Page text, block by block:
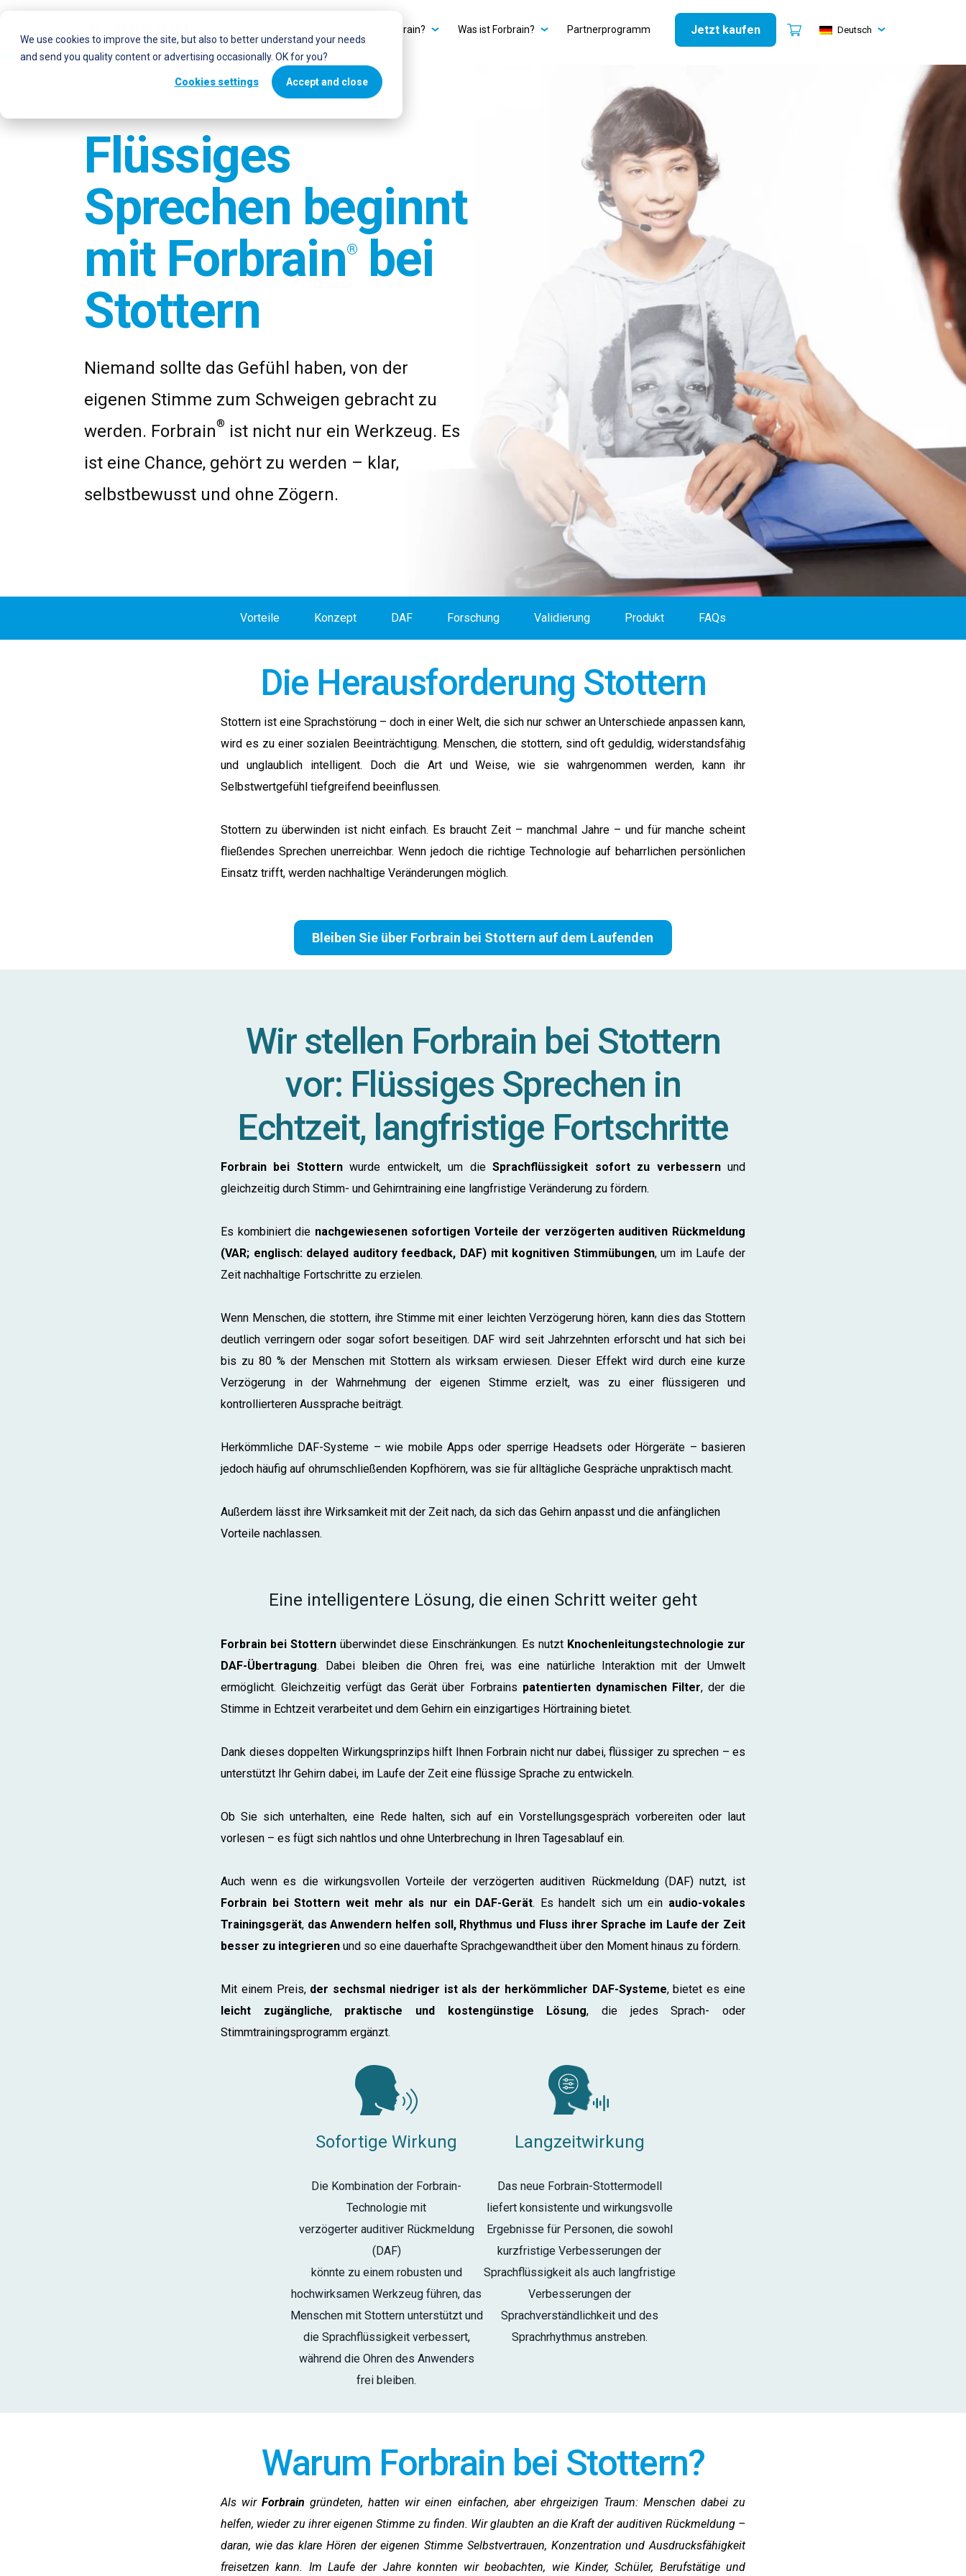
We use cookies to improve the site, but also to better understand your needs
and send you quality content or advertising occasionally. OK for you?
Cookies settings Accept and close
Wer nutzt Forbrain? Was ist Forbrain? Partnerprogramm Jetzt kaufen Deutsch
Flüssiges
Sprechen beginnt
mit Forbrain®bei
Stottern
Niemand sollte das Gefühl haben, von der
eigenen Stimme zum Schweigen gebracht zu
werden. Forbrain® ist nicht nur ein Werkzeug. Es
ist eine Chance, gehört zu werden – klar,
selbstbewusst und ohne Zögern.
Vorteile Konzept DAF Forschung Validierung Produkt FAQs
Die Herausforderung Stottern
Stottern ist eine Sprachstörung – doch in einer Welt, die sich nur schwer an Unterschiede anpassen kann,
wird es zu einer sozialen Beeinträchtigung. Menschen, die stottern, sind oft geduldig, widerstandsfähig
und unglaublich intelligent. Doch die Art und Weise, wie sie wahrgenommen werden, kann ihr
Selbstwertgefühl tiefgreifend beeinflussen.
Stottern zu überwinden ist nicht einfach. Es braucht Zeit – manchmal Jahre – und für manche scheint
fließendes Sprechen unerreichbar. Wenn jedoch die richtige Technologie auf beharrlichen persönlichen
Einsatz trifft, werden nachhaltige Veränderungen möglich.
Bleiben Sie über Forbrain bei Stottern auf dem Laufenden
Wir stellen Forbrain bei Stottern
vor: Flüssiges Sprechen in
Echtzeit, langfristige Fortschritte
Forbrain bei Stotternwurde entwickelt, um dieSprachflüssigkeit sofort zu verbessernund
gleichzeitig durch Stimm- und Gehirntraining eine langfristige Veränderung zu fördern.
Es kombiniert die nachgewiesenen sofortigen Vorteile der verzögerten auditiven Rückmeldung
(VAR; englisch: delayed auditory feedback, DAF) mit kognitiven Stimmübungen, um im Laufe der
Zeit nachhaltige Fortschritte zu erzielen.
Wenn Menschen, die stottern, ihre Stimme mit einer leichten Verzögerung hören, kann dies das Stottern
deutlich verringern oder sogar sofort beseitigen. DAF wird seit Jahrzehnten erforscht und hat sich bei
bis zu 80 % der Menschen mit Stottern als wirksam erwiesen. Dieser Effekt wird durch eine kurze
Verzögerung in der Wahrnehmung der eigenen Stimme erzielt, was zu einer flüssigeren und
kontrollierteren Aussprache beiträgt.
Herkömmliche DAF-Systeme – wie mobile Apps oder sperrige Headsets oder Hörgeräte – basieren
jedoch häufig auf ohrumschließenden Kopfhörern, was sie für alltägliche Gespräche unpraktisch macht.
Außerdem lässt ihre Wirksamkeit mit der Zeit nach, da sich das Gehirn anpasst und die anfänglichen
Vorteile nachlassen.
Eine intelligentere Lösung, die einen Schritt weiter geht
Forbrain bei Stottern überwindet diese Einschränkungen. Es nutzt Knochenleitungstechnologie zur
DAF-Übertragung. Dabei bleiben die Ohren frei, was eine natürliche Interaktion mit der Umwelt
ermöglicht. Gleichzeitig verfügt das Gerät über Forbrains patentierten dynamischen Filter, der die
Stimme in Echtzeit verarbeitet und dem Gehirn ein einzigartiges Hörtraining bietet.
Dank dieses doppelten Wirkungsprinzips hilft Ihnen Forbrain nicht nur dabei, flüssiger zu sprechen – es
unterstützt Ihr Gehirn dabei, im Laufe der Zeit eine flüssige Sprache zu entwickeln.
Ob Sie sich unterhalten, eine Rede halten, sich auf ein Vorstellungsgespräch vorbereiten oder laut
vorlesen – es fügt sich nahtlos und ohne Unterbrechung in Ihren Tagesablauf ein.
Auch wenn es die wirkungsvollen Vorteile der verzögerten auditiven Rückmeldung (DAF) nutzt, ist
Forbrain bei Stottern weit mehr als nur ein DAF-Gerät. Es handelt sich um ein audio-vokales
Trainingsgerät, das Anwendern helfen soll, Rhythmus und Fluss ihrer Sprache im Laufe der Zeit
besser zu integrieren und so eine dauerhafte Sprachgewandtheit über den Moment hinaus zu fördern.
Mit einem Preis, der sechsmal niedriger ist als der herkömmlicher DAF-Systeme, bietet es eine
leicht zugängliche, praktische und kostengünstige Lösung, die jedes Sprach- oder
Stimmtrainingsprogramm ergänzt.
Sofortige Wirkung
Die Kombination der Forbrain-
Technologie mit
verzögerter auditiver Rückmeldung
(DAF)
könnte zu einem robusten und
hochwirksamen Werkzeug führen, das
Menschen mit Stottern unterstützt und
die Sprachflüssigkeit verbessert,
während die Ohren des Anwenders
frei bleiben.
Langzeitwirkung
Das neue Forbrain-Stottermodell
liefert konsistente und wirkungsvolle
Ergebnisse für Personen, die sowohl
kurzfristige Verbesserungen der
Sprachflüssigkeit als auch langfristige
Verbesserungen der
Sprachverständlichkeit und des
Sprachrhythmus anstreben.
Warum Forbrain bei Stottern?
Als wirForbrain gründeten, hatten wir einen einfachen, aber ehrgeizigen Traum: Menschen dabei zu
helfen, wieder zu ihrer eigenen Stimme zu finden. Wir glaubten an die Kraft der auditiven Rückmeldung –
daran, wie das klare Hören der eigenen Stimme Selbstvertrauen, Konzentration und Ausdrucksfähigkeit
freisetzen kann. Im Laufe der Jahre konnten wir beobachten, wie Kinder, Schüler, Berufstätige und